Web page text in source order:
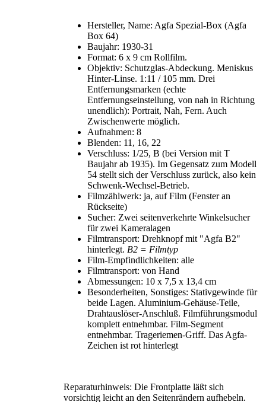
Hersteller, Name: Agfa Spezial-Box (Agfa
Box 64)
Baujahr: 1930-31
Format: 6 x 9 cm Rollfilm.
Objektiv: Schutzglas-Abdeckung. Meniskus
Hinter-Linse. 1:11 / 105 mm. Drei
Entfernungsmarken (echte
Entfernungseinstellung, von nah in Richtung
unendlich): Portrait, Nah, Fern. Auch
Zwischenwerte möglich.
Aufnahmen: 8
Blenden: 11, 16, 22
Verschluss: 1/25, B (bei Version mit T
Baujahr ab 1935). Im Gegensatz zum Modell
54 stellt sich der Verschluss zurück, also kein
Schwenk-Wechsel-Betrieb.
Filmzählwerk: ja, auf Film (Fenster an
Rückseite)
Sucher: Zwei seitenverkehrte Winkelsucher
für zwei Kameralagen
Filmtransport: Drehknopf mit "Agfa B2"
hinterlegt. B2 = Filmtyp
Film-Empfindlichkeiten: alle
Filmtransport: von Hand
Abmessungen: 10 x 7,5 x 13,4 cm
Besonderheiten, Sonstiges: Stativgewinde für
beide Lagen. Aluminium-Gehäuse-Teile,
Drahtauslöser-Anschluß. Filmführungsmodul
komplett entnehmbar. Film-Segment
entnehmbar. Trageriemen-Griff. Das Agfa-
Zeichen ist rot hinterlegt
Reparaturhinweis: Die Frontplatte läßt sich
vorsichtig leicht an den Seitenrändern aufhebeln.